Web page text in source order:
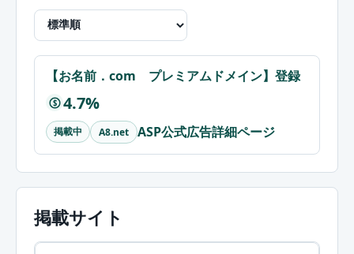
【お名前．com プレミアムドメイン】登録
$ 4.7%
掲載中 A8.net ASP公式広告詳細ページ
掲載サイト